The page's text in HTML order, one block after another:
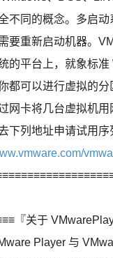
不同的概念。多启
要重新启动机器。
的平台上，就象标
都可以进行虚拟的
网卡将几台虚拟机用
下列地址申请试用序
『关于
Player 与